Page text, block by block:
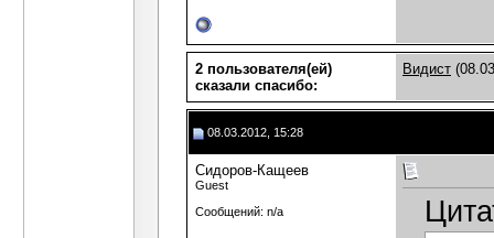
2 пользователя(ей)
сказали cпасибо:
Видист
08.03.2012, 15:28
Сидоров-Кащеев
Guest
Сообщений: n/a